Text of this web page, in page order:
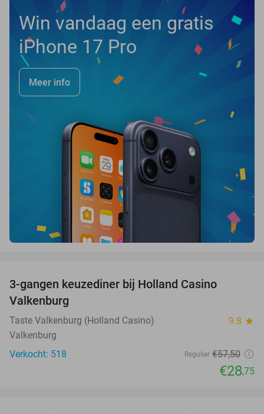
Win vandaag een gratis
iPhone 17 Pro
Meer info
3-gangen keuzediner bij Holland Casino
Valkenburg
Taste Valkenburg (Holland Casino) 9.8 star
Valkenburg
Verkocht: 518
Regulier €57,50
€28,75